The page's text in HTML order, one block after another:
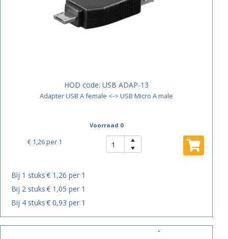
HOD code: USB ADAP-13
Adapter USB A female <-> USB Micro A male
Voorraad 0
€ 1,26per 1
Bij 1 stuks€ 1,26 per 1
Bij 2 stuks€ 1,05 per 1
Bij 4 stuks€ 0,93 per 1